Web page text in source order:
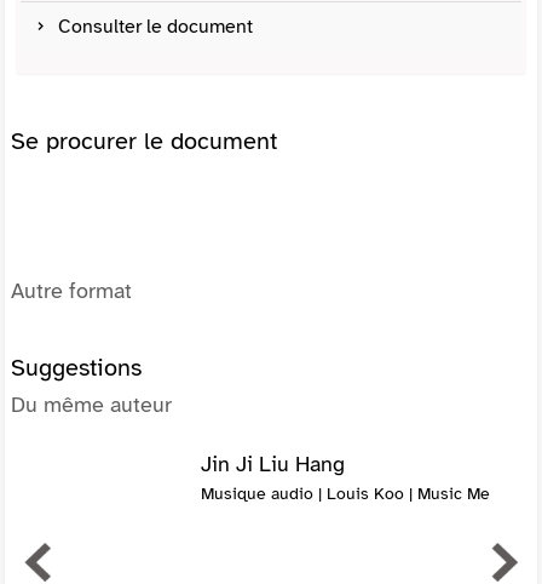
Consulter le document
Se procurer le document
Autre format
Suggestions
Du même auteur
Jin Ji Liu Hang
Musique audio | Louis Koo | Music Me